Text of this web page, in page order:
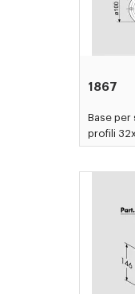
1867
Base
profili